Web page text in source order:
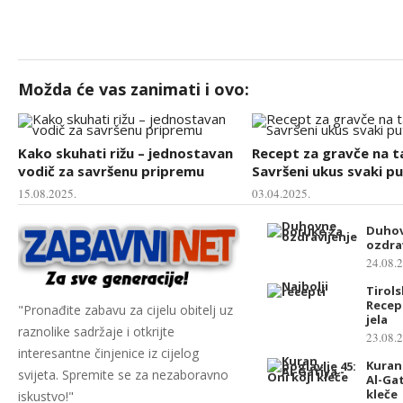
Možda će vas zanimati i ovo:
Kako skuhati rižu – jednostavan
vodič za savršenu pripremu
15.08.2025.
Recept za gravče na
Savršeni ukus svaki
03.04.2025.
"Pronađite zabavu za cijelu obitelj uz
raznolike sadržaje i otkrijte
interesantne činjenice iz cijelog
svijeta. Spremite se za nezaboravno
iskustvo!"
jela
Al-
kleče